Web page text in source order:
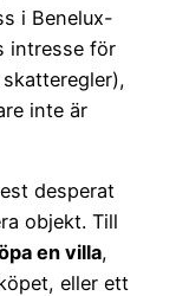
i Benelux-
intresse för
inte är
desperat
objekt. Till
en villa,
eller ett